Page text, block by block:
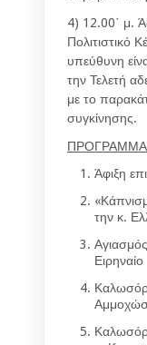
4) 12.00΄ μ.
Πολιτιστικό
υπεύθυνη
την Τελετή
με το
συγκίνησης.
Άφιξη
την κ.
Ειρηναίο